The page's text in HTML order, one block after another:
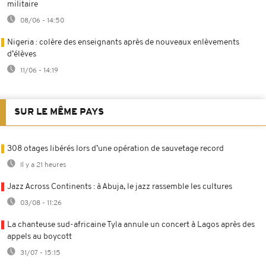
militaire
08/06 - 14:50
Nigeria : colère des enseignants après de nouveaux enlèvements
d’élèves
11/06 - 14:19
SUR LE MÊME PAYS
308 otages libérés lors d’une opération de sauvetage record
Il y a 21 heures
Jazz Across Continents : à Abuja, le jazz rassemble les cultures
03/08 - 11:26
La chanteuse sud-africaine Tyla annule un concert à Lagos après des
appels au boycott
31/07 - 15:15